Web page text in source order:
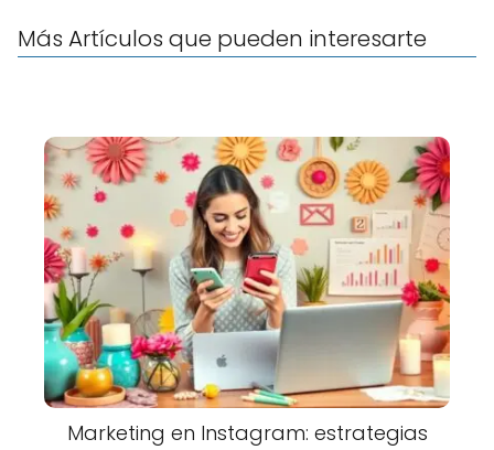
Más Artículos que pueden interesarte
Marketing en Instagram: estrategias